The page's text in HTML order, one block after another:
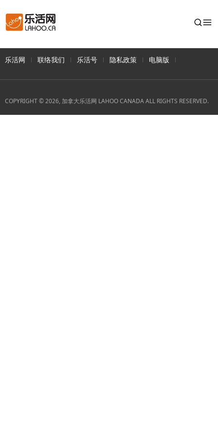
乐活网 联络我们 乐活号 隐私政策 电脑版
COPYRIGHT © 2026, 加拿大乐活网 LAHOO CANADA ALL RIGHTS RESERVED.